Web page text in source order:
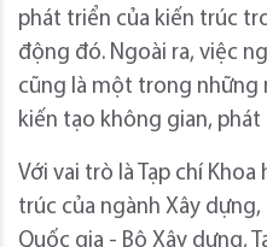
phát triển của kiến trúc
động đó. Ngoài ra, việc
cũng là một trong những
kiến tạo không gian,
Với vai trò là Tạp chí
trúc của ngành Xây
Quốc gia - Bộ Xây dựng,